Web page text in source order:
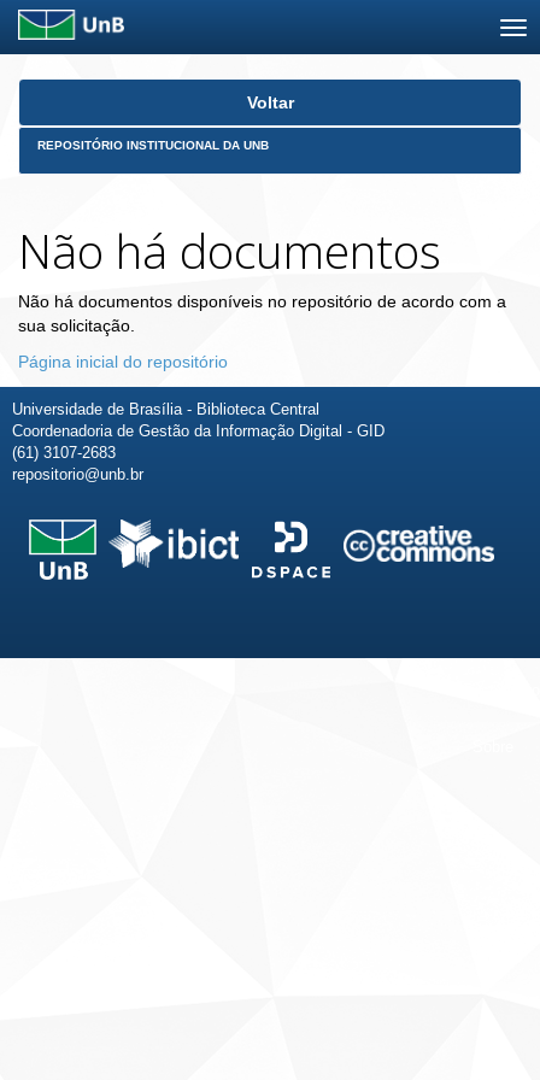
Skip
Voltar
REPOSITÓRIO INSTITUCIONAL DA UNB
Não há documentos
Não há documentos disponíveis no repositório de acordo com a
sua solicitação.
Página inicial do repositório
Universidade de Brasília - Biblioteca Central
Coordenadoria de Gestão da Informação Digital - GID
(61) 3107-2683
repositorio@unb.br